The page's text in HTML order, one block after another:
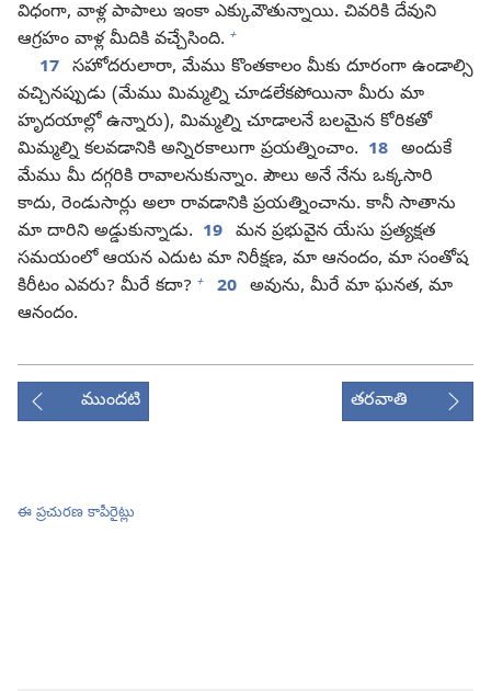
విధంగా, వాళ్ల పాపాలు ఇంకా ఎక్కువౌతున్నాయి. చివరికి దేవుని
ఆగ్రహం వాళ్ల మీదికి వచ్చేసింది. +
17 సహోదరులారా, మేము కొంతకాలం మీకు దూరంగా ఉండాల్సి
వచ్చినప్పుడు (మేము మిమ్మల్ని చూడలేకపోయినా మీరు మా
హృదయాల్లో ఉన్నారు), మిమ్మల్ని చూడాలనే బలమైన కోరికతో
మిమ్మల్ని కలవడానికి అన్నిరకాలుగా ప్రయత్నించాం. 18 అందుకే
మేము మీ దగ్గరికి రావాలనుకున్నాం. పౌలు అనే నేను ఒక్కసారి
కాదు, రెండుసార్లు అలా రావడానికి ప్రయత్నించాను. కానీ సాతాను
మా దారిని అడ్డుకున్నాడు. 19 మన ప్రభువైన యేసు ప్రత్యక్షత
సమయంలో ఆయన ఎదుట మా నిరీక్షణ, మా ఆనందం, మా సంతోష
కిరీటం ఎవరు? మీరే కదా? + 20 అవును, మీరే మా ఘనత, మా
ఆనందం.
ముందటి తరవాతి
ఈ ప్రచురణ కాపీరైట్లు